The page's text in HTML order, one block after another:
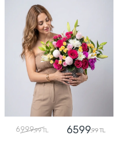
6999,99 TL 6599,99 TL